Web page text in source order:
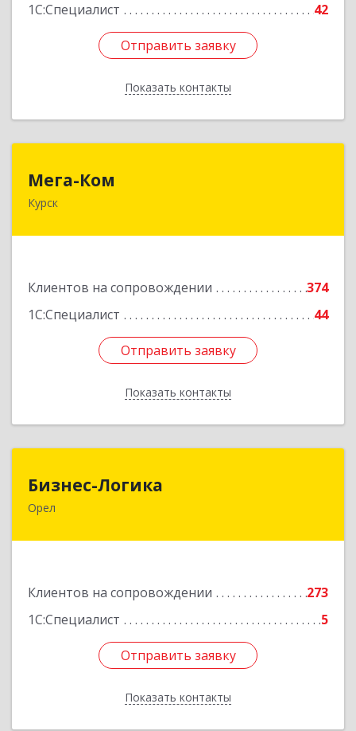
1С:Специалист
42
Отправить заявку
Показать контакты
Отправить заявку
Назад
Мега-Ком
Курск
Клиентов на сопровождении
374
1С:Специалист
44
Отправить заявку
Показать контакты
305001, Курская обл, Курск г, Красной Армии ул,
Отправить заявку
Назад
Бизнес-Логика
Орел
Клиентов на сопровождении
273
1С:Специалист
5
Отправить заявку
Показать контакты
302028, Орловская обл, Орловский р-н, Орел г,
Отправить заявку
Назад